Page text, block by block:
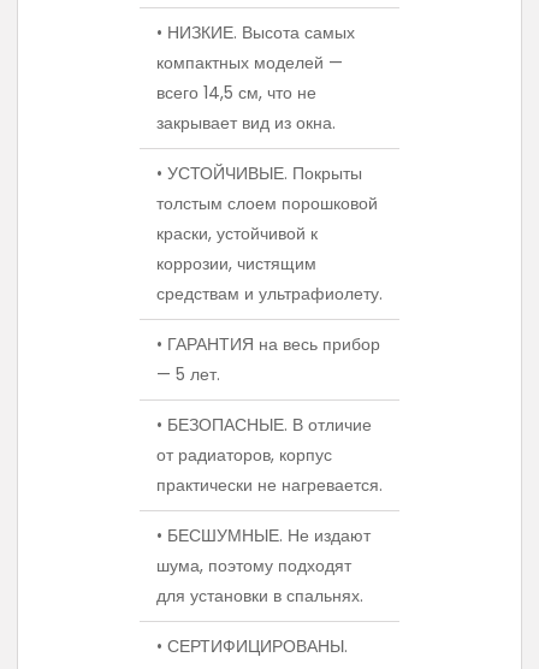
• НИЗКИЕ. Высота самых
компактных моделей —
всего 14,5 см, что не
закрывает вид из окна.
• УСТОЙЧИВЫЕ. Покрыты
толстым слоем порошковой
краски, устойчивой к
коррозии, чистящим
средствам и ультрафиолету.
• ГАРАНТИЯ на весь прибор
— 5 лет.
• БЕЗОПАСНЫЕ. В отличие
от радиаторов, корпус
практически не нагревается.
• БЕСШУМНЫЕ. Не издают
шума, поэтому подходят
для установки в спальнях.
• СЕРТИФИЦИРОВАНЫ.